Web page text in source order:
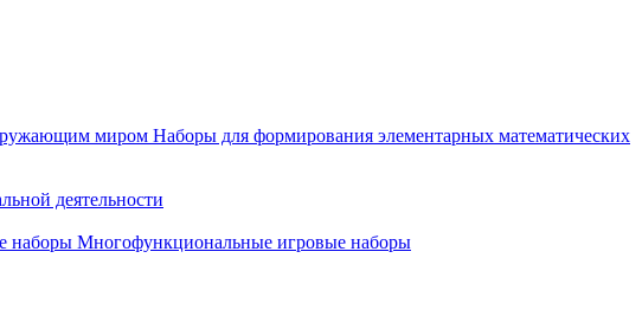
миром Наборы для формирования элементарных математических
деятельности
наборы Многофункциональные игровые наборы